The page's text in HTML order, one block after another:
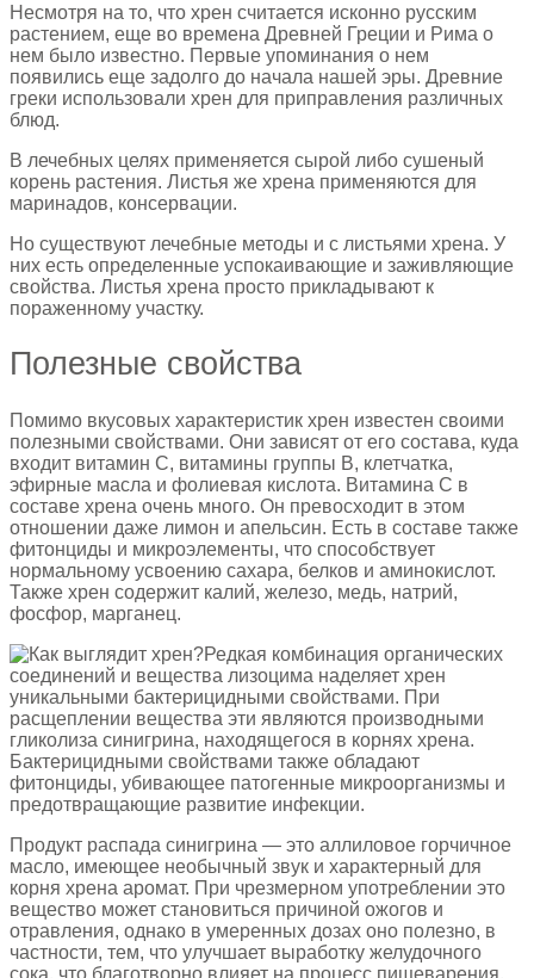
Несмотря на то, что хрен считается исконно русским
растением, еще во времена Древней Греции и Рима о
нем было известно. Первые упоминания о нем
появились еще задолго до начала нашей эры. Древние
греки использовали хрен для приправления различных
блюд.
В лечебных целях применяется сырой либо сушеный
корень растения. Листья же хрена применяются для
маринадов, консервации.
Но существуют лечебные методы и с листьями хрена. У
них есть определенные успокаивающие и заживляющие
свойства. Листья хрена просто прикладывают к
пораженному участку.
Полезные свойства
Помимо вкусовых характеристик хрен известен своими
полезными свойствами. Они зависят от его состава, куда
входит витамин С, витамины группы В, клетчатка,
эфирные масла и фолиевая кислота. Витамина С в
составе хрена очень много. Он превосходит в этом
отношении даже лимон и апельсин. Есть в составе также
фитонциды и микроэлементы, что способствует
нормальному усвоению сахара, белков и аминокислот.
Также хрен содержит калий, железо, медь, натрий,
фосфор, марганец.
Редкая комбинация органических
соединений и вещества лизоцима наделяет хрен
уникальными бактерицидными свойствами. При
расщеплении вещества эти являются производными
гликолиза синигрина, находящегося в корнях хрена.
Бактерицидными свойствами также обладают
фитонциды, убивающее патогенные микроорганизмы и
предотвращающие развитие инфекции.
Продукт распада синигрина — это аллиловое горчичное
масло, имеющее необычный звук и характерный для
корня хрена аромат. При чрезмерном употреблении это
вещество может становиться причиной ожогов и
отравления, однако в умеренных дозах оно полезно, в
частности, тем, что улучшает выработку желудочного
сока, что благотворно влияет на процесс пищеварения.